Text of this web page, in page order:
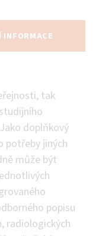
INFORMACE
tak
doplňkový
potřeby jiných
může být
popisu
radiologických